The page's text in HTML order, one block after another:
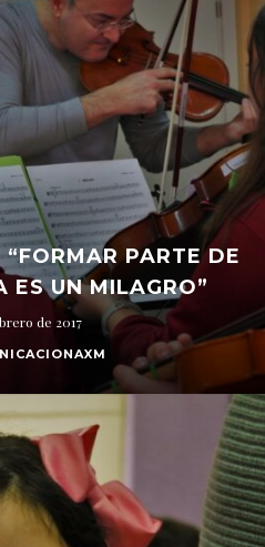
PARTE DE
ES UN MILAGRO”
de 2017